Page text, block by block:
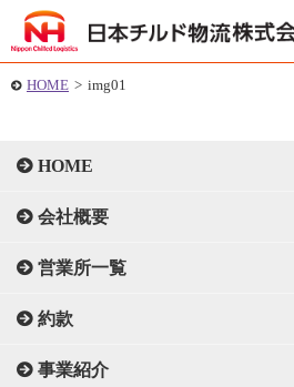
HOME > img01
HOME
会社概要
営業所一覧
約款
事業紹介